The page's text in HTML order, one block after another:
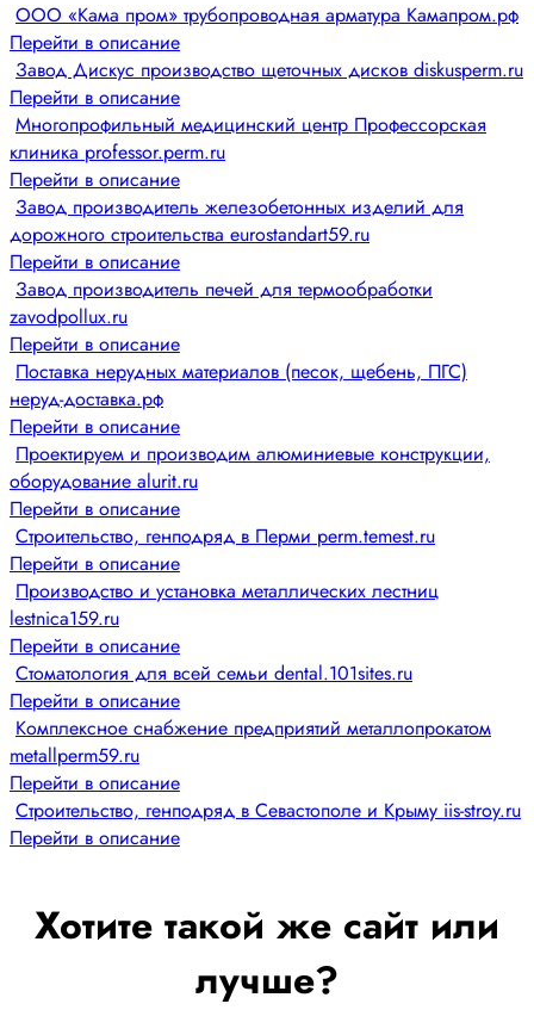
ООО «Кама пром» трубопроводная арматура Камапром.рф
Перейти в описание
Завод Дискус производство щеточных дисков diskusperm.ru
Перейти в описание
Многопрофильный медицинский центр Профессорская
клиника professor.perm.ru
Перейти в описание
Завод производитель железобетонных изделий для
дорожного строительства eurostandart59.ru
Перейти в описание
Завод производитель печей для термообработки
zavodpollux.ru
Перейти в описание
Поставка нерудных материалов (песок, щебень, ПГС)
неруд-доставка.рф
Перейти в описание
Проектируем и производим алюминиевые конструкции,
оборудование alurit.ru
Перейти в описание
Строительство, генподряд в Перми perm.temest.ru
Перейти в описание
Производство и установка металлических лестниц
lestnica159.ru
Перейти в описание
Стоматология для всей семьи dental.101sites.ru
Перейти в описание
Комплексное снабжение предприятий металлопрокатом
metallperm59.ru
Перейти в описание
Строительство, генподряд в Севастополе и Крыму iis-stroy.ru
Перейти в описание
Хотите такой же сайт или
лучше?